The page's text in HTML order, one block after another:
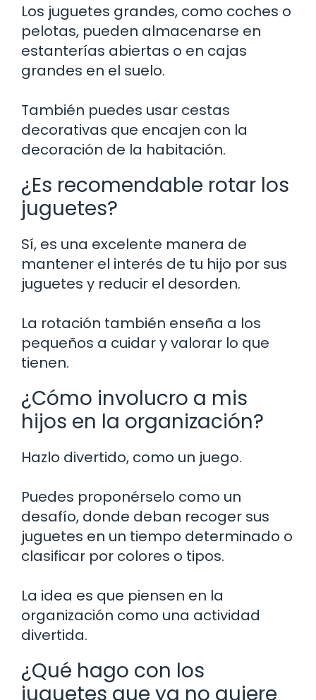
Los juguetes grandes, como coches o
pelotas, pueden almacenarse en
estanterías abiertas o en cajas
grandes en el suelo.
También puedes usar cestas
decorativas que encajen con la
decoración de la habitación.
¿Es recomendable rotar los
juguetes?
Sí, es una excelente manera de
mantener el interés de tu hijo por sus
juguetes y reducir el desorden.
La rotación también enseña a los
pequeños a cuidar y valorar lo que
tienen.
¿Cómo involucro a mis
hijos en la organización?
Hazlo divertido, como un juego.
Puedes proponérselo como un
desafío, donde deban recoger sus
juguetes en un tiempo determinado o
clasificar por colores o tipos.
La idea es que piensen en la
organización como una actividad
divertida.
¿Qué hago con los
juguetes que ya no quiere